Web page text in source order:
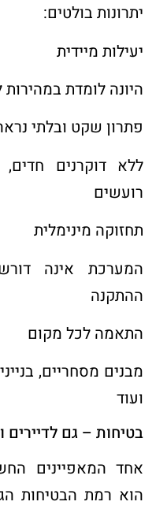
יתרונות בולטים:
יעילות מיידית
היונה לומדת
פתרון שקט ובלתי
ללא דוקרנים
רועשים
תחזוקה מינימלית
המערכת אינה
ההתקנה
התאמה לכל מקום
מבנים מסחריים,
ועוד
בטיחות – גם לדיירים
אחד המאפיינים
הוא רמת הבטיחות